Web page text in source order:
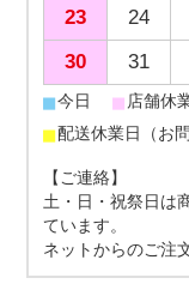
23
24
30
31
■今日 ■店舗休
■配送休業日（お
【ご連絡】
土・日・祝祭日は
ています。
ネットからのご注